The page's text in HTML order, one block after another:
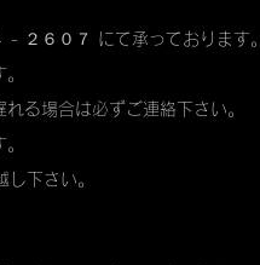
２６０７ にて承っております。
る場合は必ずご連絡下さい。
し下さい。